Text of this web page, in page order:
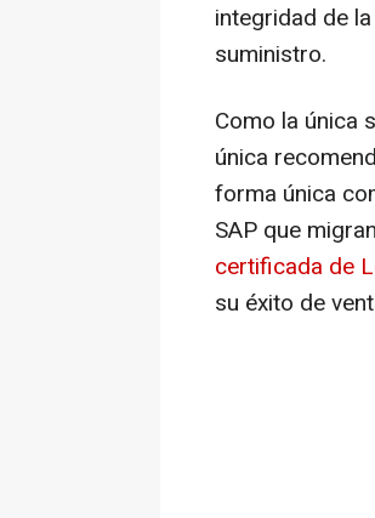
integridad de
suministro.
Como la única
única
forma única
SAP que
certificada de
su éxito de